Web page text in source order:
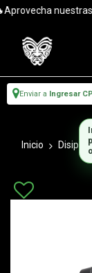
nuestras
Enviar a Ingresar
Inicio